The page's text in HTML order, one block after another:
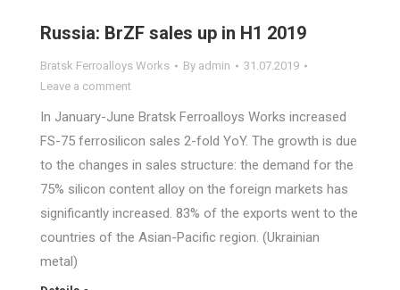
Russia: BrZF sales up in H1 2019
Bratsk Ferroalloys Works By admin
31.07.2019
Leave a comment
In January-June Bratsk Ferroalloys Works increased
FS-75 ferrosilicon sales 2-fold YoY. The growth is due
to the changes in sales structure: the demand for the
75% silicon content alloy on the foreign markets has
significantly increased. 83% of the exports went to the
countries of the Asian-Pacific region. (Ukrainian
metal)